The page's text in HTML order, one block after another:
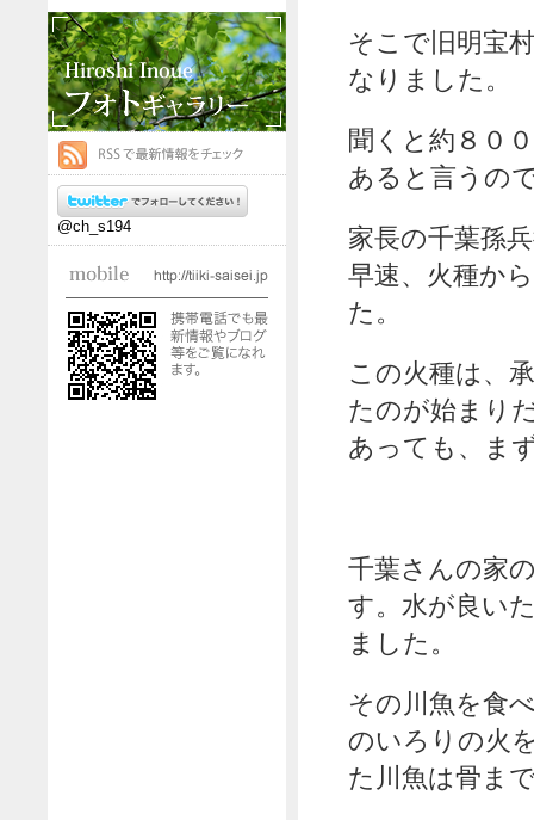
そこで旧明宝
なりました。
聞くと約８０
あると言うの
家長の千葉孫
早速、火種か
た。
この火種は、
たのが始まり
あっても、ま
千葉さんの家
す。水が良い
ました。
その川魚を食
のいろりの火
た川魚は骨ま
@ch_s194